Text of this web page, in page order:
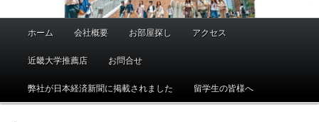
ニ
ホーム 会社概要 お部屋探し アクセス
近畿大学推薦店 お問合せ
弊社が日本経済新聞に掲載されました 留学生の皆様へ